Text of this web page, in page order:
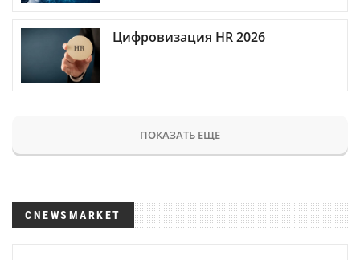
Цифровизация HR 2026
ПОКАЗАТЬ ЕЩЕ
CNEWSMARKET